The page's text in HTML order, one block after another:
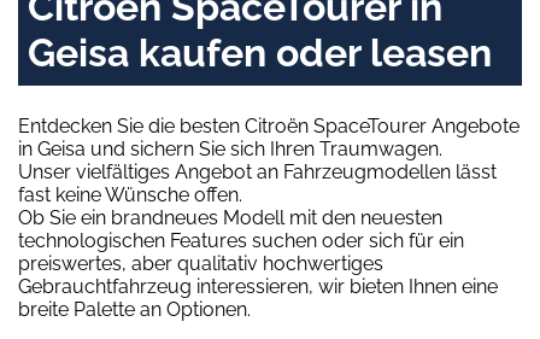
Geisa kaufen oder leasen
Entdecken Sie die besten Citroën SpaceTourer Angebote
in Geisa und sichern Sie sich Ihren Traumwagen.
Unser vielfältiges Angebot an Fahrzeugmodellen lässt
fast keine Wünsche offen.
Ob Sie ein brandneues Modell mit den neuesten
technologischen Features suchen oder sich für ein
preiswertes, aber qualitativ hochwertiges
Gebrauchtfahrzeug interessieren, wir bieten Ihnen eine
breite Palette an Optionen.